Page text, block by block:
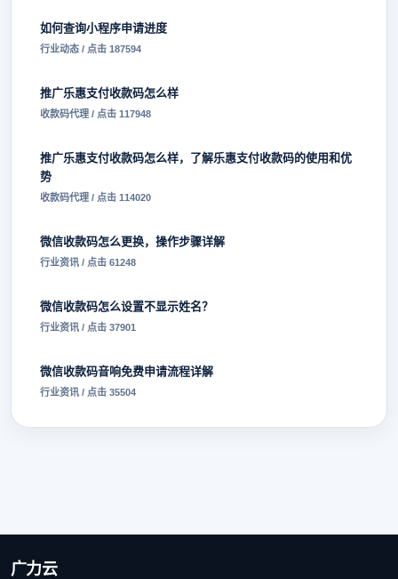
如何查询小程序申请进度
行业动态 / 点击 187594
推广乐惠支付收款码怎么样
收款码代理 / 点击 117948
推广乐惠支付收款码怎么样，了解乐惠支付收款码的使用和优
势
收款码代理 / 点击 114020
微信收款码怎么更换，操作步骤详解
行业资讯 / 点击 61248
微信收款码怎么设置不显示姓名？
行业资讯 / 点击 37901
微信收款码音响免费申请流程详解
行业资讯 / 点击 35504
广力云